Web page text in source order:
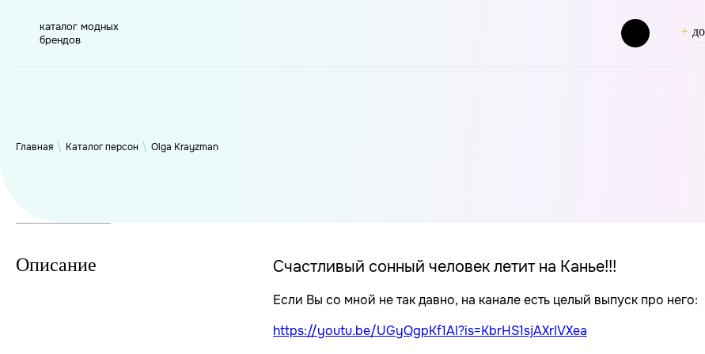
каталог модных
брендов
Главная \ Каталог персон \ Olga Krayzman
Описание Счастливый сонный человек летит на Канье!!!
Если Вы со мной не так давно, на канале есть целый выпуск про него:
https://youtu.be/UGyQgpKf1AI?is=KbrHS1sjAXrIVXea